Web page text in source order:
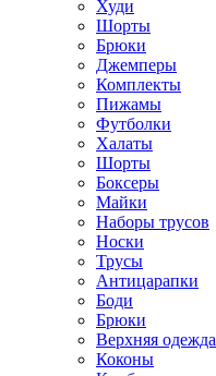
Худи
Шорты
Брюки
Джемперы
Комплекты
Пижамы
Футболки
Халаты
Шорты
Боксеры
Майки
Наборы трусов
Носки
Трусы
Антицарапки
Боди
Брюки
Верхняя одежда
Коконы